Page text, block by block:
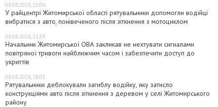
08.08.2026, 22:06
У райцентрі Житомирської області рятувальники допомогли водійці
вибратися з авто, понівеченого після зіткнення з мотоциклом
08.08.2026, 21:53
Начальник Житомирської ОВА закликав не нехтувати сигналами
повітряної тривоги найближчим часом і забезпечити доступ до
укриттів
08.08.2026, 18:01
Рятувальники деблокували загиблу водійку, яку затисло
конструкціями авто після зіткнення з деревом у селі Житомирського
району